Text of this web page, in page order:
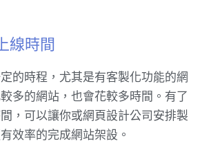
線時間
的時程，尤其是有客製化功能的網
多的網站，也會花較多時間。有了
，可以讓你或網頁設計公司安排製
效率的完成網站架設。